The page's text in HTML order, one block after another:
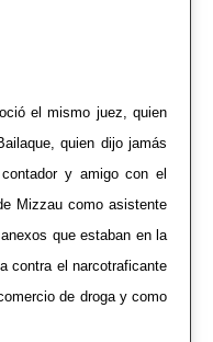
el mismo juez, quien
quien dijo jamás
y amigo con el
Mizzau como asistente
que estaban en la
contra el narcotraficante
de droga y como